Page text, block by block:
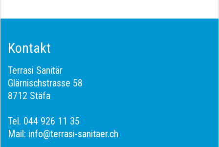
Kontakt
Terrasi Sanitär
Glärnischstrasse 58
8712 Stäfa
Tel. 044 926 11 35
Mail: info@terrasi-sanitaer.ch